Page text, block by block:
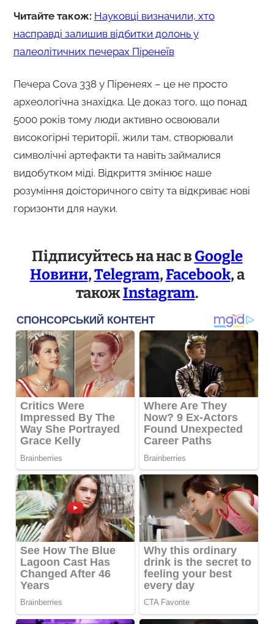
Читайте також: Науковці визначили, хто
насправді залишив відбитки долонь у
палеолітичних печерах Піренеїв
Печера Cova 338 у Піренеях – це не просто
археологічна знахідка. Це доказ того, що понад
5000 років тому люди активно освоювали
високогірні території, жили там, створювали
символічні артефакти та навіть займалися
видобутком міді. Відкриття змінює наше
розуміння доісторичного світу та відкриває нові
горизонти для науки.
Підписуйтесь на нас вGoogle
Новини,Telegram,Facebook, а
такожInstagram.